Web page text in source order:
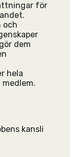
för
och
dem
hela
kansli